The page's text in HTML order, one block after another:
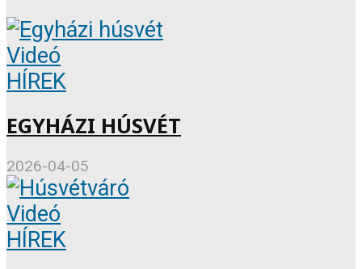
Videó
HÍREK
EGYHÁZI HÚSVÉT
2026-04-05
Videó
HÍREK